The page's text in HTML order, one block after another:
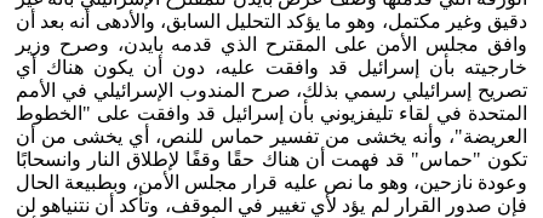
دقيق وغير مكتمل، وهو ما يؤكد التحليل السابق، والأدهى أنه بعد أن
وافق مجلس الأمن على المقترح الذي قدمه بايدن، وصرح وزير
خارجيته بأن إسرائيل قد وافقت عليه، دون أن يكون هناك أي
تصريح إسرائيلي رسمي بذلك، صرح المندوب الإسرائيلي في الأمم
المتحدة في لقاء تليفزيوني بأن إسرائيل قد وافقت على "الخطوط
العريضة"، وأنه يخشى من تفسير حماس للنص، أي يخشى من أن
تكون "حماس" قد فهمت أن هناك حقًا وقفًا لإطلاق النار وانسحابًا
وعودة نازحين، وهو ما نص عليه قرار مجلس الأمن، وبطبيعة الحال
فإن صدور القرار لم يؤد لأي تغيير في الموقف، وتأكد أن نتنياهو لن